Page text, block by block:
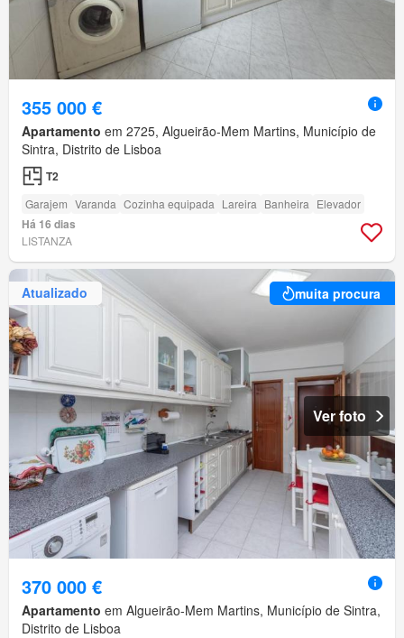
355 000 €
Apartamento em 2725, Algueirão-Mem Martins, Município de
Sintra, Distrito de Lisboa
T2
Garajem Varanda Cozinha equipada Lareira Banheira Elevador
Há 16 dias
LISTANZA
Atualizado muita procura
Ver foto
370 000 €
Apartamento em Algueirão-Mem Martins, Município de Sintra,
Distrito de Lisboa